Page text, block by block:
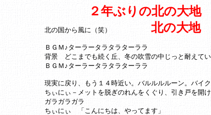
２年ぶりの北の大
北の大地
北の国から風に（笑）
ＢＧＭ♪ターラータラタラターララ
背景 どこまでも続く丘、冬の吹雪の中じっと耐えて
ＢＧＭ♪ターラータラタラターララ
現実に戻り、もう１４時近い。バルルルルーン。バイ
ちぃにぃ－メットを脱ぎのれんをくぐり、引き戸を開
ガラガラガラ
ちぃにぃ 「こんにちは、やってます」